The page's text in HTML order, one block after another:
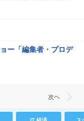
ー「編集者・プロデ
次ヘ